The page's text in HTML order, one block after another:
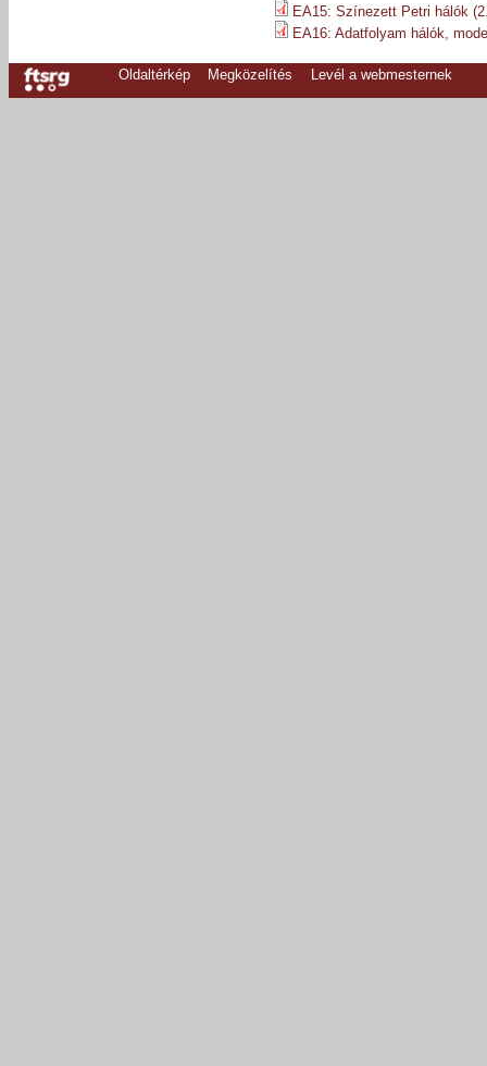
EA15: Színezett Petri hálók
EA16: Adatfolyam hálók,
Oldaltérkép Megközelítés Levél a webmesternek